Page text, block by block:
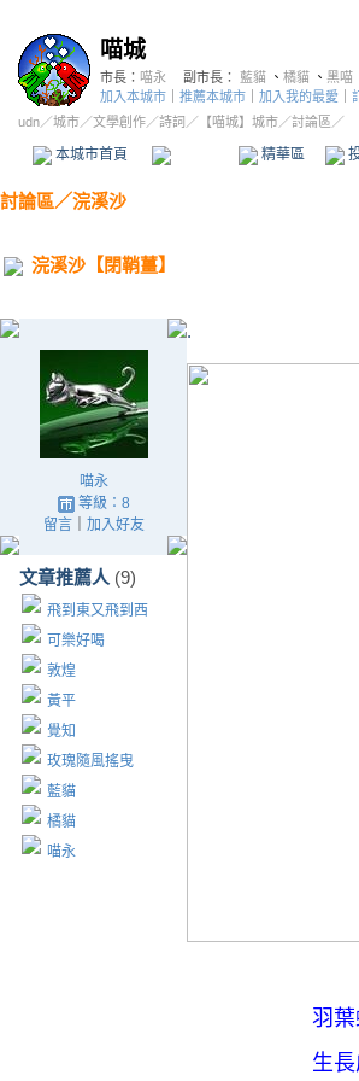
喵城
市長： 喵永 副市長： 藍貓 、 橘貓 、 黑喵
加入本城市
推薦本城市 加入我的最愛
udn／城市／文學創作／詩詞 ／ 【喵城】城市／討論區／
本城市首頁 精華區
討論區／浣溪沙
浣溪沙【閉鞘薑】
喵永
等級：8
留言｜ 加入好友
文章推薦人 (9)
飛到東又飛到西
可樂好喝
敦煌
黃平
覺知
玫瑰隨風搖曳
藍貓
橘貓
喵永
.
羽
生